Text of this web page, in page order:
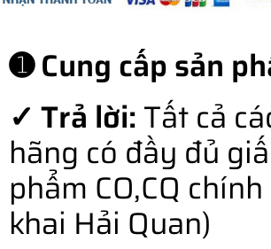
➊ Cung cấp sản
✓ Trả lời:Tất cả
hãng có đầy đủ
phẩm CO,CQ
khai Hải Quan)